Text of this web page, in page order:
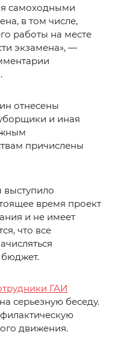
самоходными
в том числе,
работы на месте
экзамена», —
отнесены
и иная
причислены
время проект
и не имеет
что все
ГАИ
серьезную беседу.
движения.